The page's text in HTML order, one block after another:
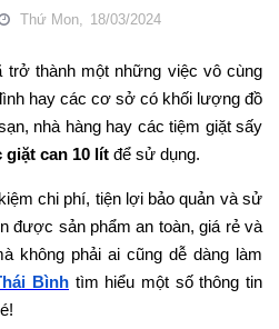
Thứ Mon, 18/03/2024
trở thành một những việc vô cùng
hay các cơ sở có khối lượng đồ
nhà hàng hay các tiệm giặt sấy
giặt can 10 lít để sử dụng.
chi phí, tiện lợi bảo quản và sử
được sản phẩm an toàn, giá rẻ và
không phải ai cũng dễ dàng làm
Bình tìm hiểu một số thông tin